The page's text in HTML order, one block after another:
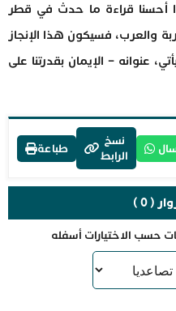
أحسنا قراءة ما حدث في قطر
والعرب، فسيكون هذا الإنجاز
عنوانه – الإيمان بقدرتنا على
نسخ
الرابط
طباعة
( 0 )
حسب الاختيارات أسفله